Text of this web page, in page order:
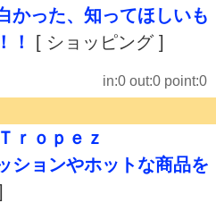
かった、知ってほしいも
！
[ ショッピング ]
in:0 out:0 point:0
ｒｏｐｅｚ
ションやホットな商品を